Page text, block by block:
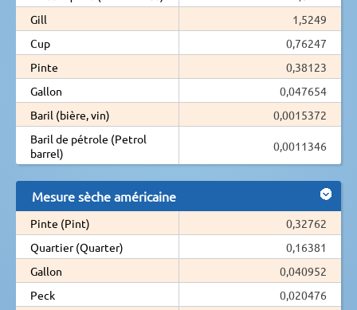
Gill
1,5249
Cup
0,76247
Pinte
0,38123
Gallon
0,047654
Baril (bière, vin)
0,0015372
Baril de pétrole (Petrol
barrel)
0,0011346
Mesure sèche américaine
Pinte (Pint)
0,32762
Quartier (Quarter)
0,16381
Gallon
0,040952
Peck
0,020476